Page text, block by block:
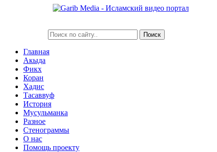
Главная
Акыда
Фикх
Коран
Хадис
Тасаввуф
История
Мусульманка
Разное
Стенограммы
О нас
Помощь проекту